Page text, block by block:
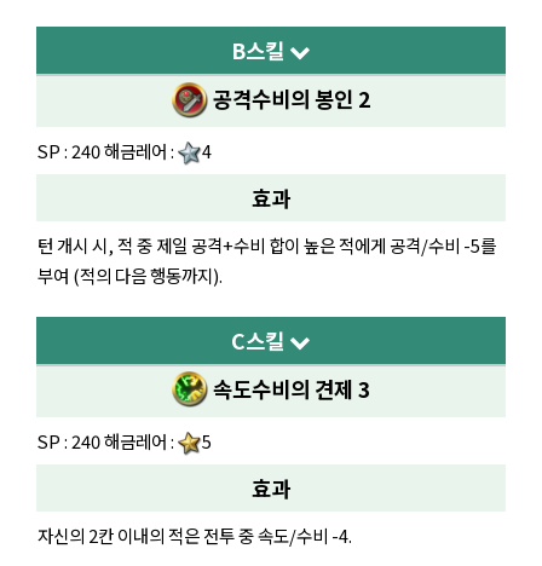
B스킬
공격수비의 봉인 2
SP : 240 해금레어 : 4
효과
턴 개시 시, 적 중 제일 공격+수비 합이 높은 적에게 공격/수비 -5를
부여 (적의 다음 행동까지).
C스킬
속도수비의 견제 3
SP : 240 해금레어 : 5
효과
자신의 2칸 이내의 적은 전투 중 속도/수비 -4.